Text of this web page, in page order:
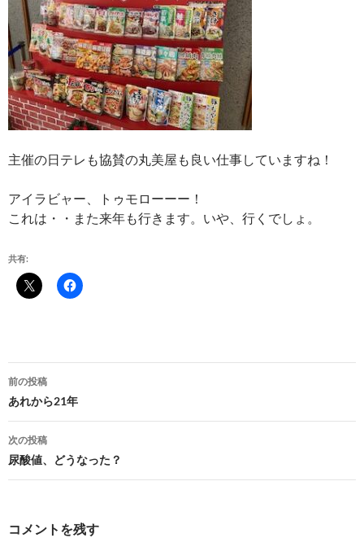
主催の日テレも協賛の丸美屋も良い仕事していますね！
アイラビャー、トゥモローーー！
これは・・また来年も行きます。いや、行くでしょ。
共有:
投
稿
ナ
ビ
ゲ
前の投稿
あれから21年
次の投稿
尿酸値、どうなった？
コメントを残す